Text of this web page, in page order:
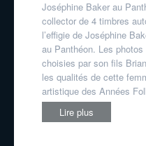
Joséphine Baker au
collector de 4 timbres
l’effigie de Joséphine
au Panthéon. Les
choisies par son fils
les qualités de cette
artistique des Années
Lire plus